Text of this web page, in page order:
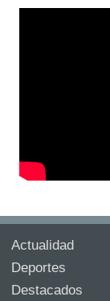
Actualidad
Deportes
Destacados